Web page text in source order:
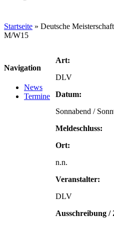
Startseite » Deutsche
M/W15
Art:
DLV
Datum:
Sonnabend /
Meldeschluss:
Ort:
n.n.
Veranstalter:
DLV
Ausschreibung /
Navigation
News
Termine